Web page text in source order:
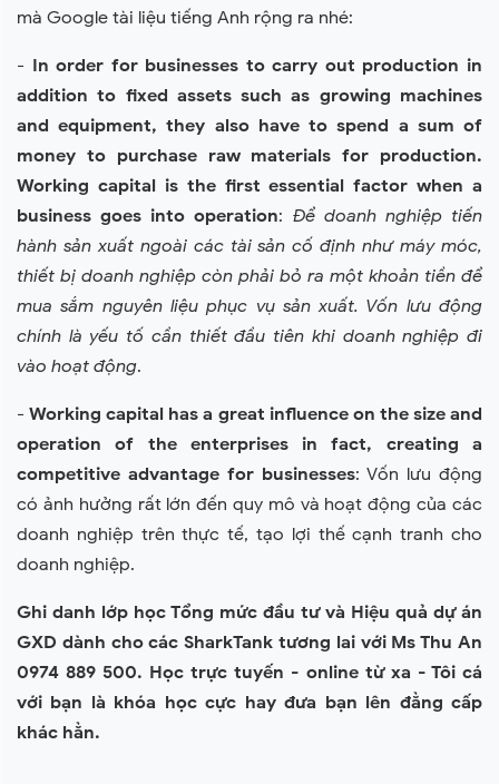
mà Google tài liệu tiếng Anh rộng ra nhé:
- In order for businesses to carry out production in
addition to fixed assets such as growing machines
and equipment, they also have to spend a sum of
money to purchase raw materials for production.
Working capital is the first essential factor when a
business goes into operation: Để doanh nghiệp tiến
hành sản xuất ngoài các tài sản cố định như máy móc,
thiết bị doanh nghiệp còn phải bỏ ra một khoản tiền để
mua sắm nguyên liệu phục vụ sản xuất. Vốn lưu động
chính là yếu tố cần thiết đầu tiên khi doanh nghiệp đi
vào hoạt động.
-Working capital has a great influence on the size and
operation of the enterprises in fact, creating a
competitive advantage for businesses: Vốn lưu động
có ảnh hưởng rất lớn đến quy mô và hoạt động của các
doanh nghiệp trên thực tế, tạo lợi thế cạnh tranh cho
doanh nghiệp.
Ghi danh lớp học Tổng mức đầu tư và Hiệu quả dự án
GXD dành cho các SharkTank tương lai với Ms Thu An
0974 889 500. Học trực tuyến - online từ xa - Tôi cá
với bạn là khóa học cực hay đưa bạn lên đẳng cấp
khác hẳn.